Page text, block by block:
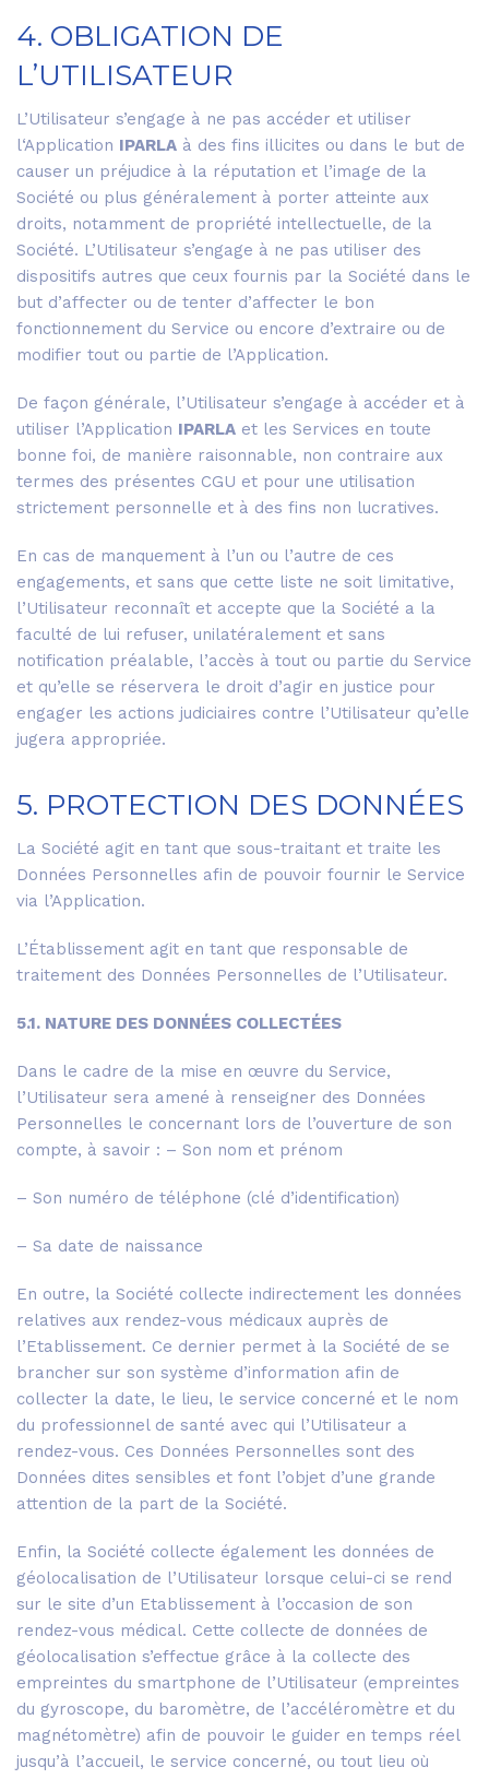
4. OBLIGATION DE
L’UTILISATEUR
L’Utilisateur s’engage à ne pas accéder et utiliser
l‘Application IPARLA à des fins illicites ou dans le but de
causer un préjudice à la réputation et l’image de la
Société ou plus généralement à porter atteinte aux
droits, notamment de propriété intellectuelle, de la
Société. L’Utilisateur s’engage à ne pas utiliser des
dispositifs autres que ceux fournis par la Société dans le
but d’affecter ou de tenter d’affecter le bon
fonctionnement du Service ou encore d’extraire ou de
modifier tout ou partie de l’Application.
De façon générale, l’Utilisateur s’engage à accéder et à
utiliser l’Application IPARLA et les Services en toute
bonne foi, de manière raisonnable, non contraire aux
termes des présentes CGU et pour une utilisation
strictement personnelle et à des fins non lucratives.
En cas de manquement à l’un ou l’autre de ces
engagements, et sans que cette liste ne soit limitative,
l’Utilisateur reconnaît et accepte que la Société a la
faculté de lui refuser, unilatéralement et sans
notification préalable, l’accès à tout ou partie du Service
et qu’elle se réservera le droit d’agir en justice pour
engager les actions judiciaires contre l’Utilisateur qu’elle
jugera appropriée.
5. PROTECTION DES DONNÉES
La Société agit en tant que sous-traitant et traite les
Données Personnelles afin de pouvoir fournir le Service
via l’Application.
L’Établissement agit en tant que responsable de
traitement des Données Personnelles de l’Utilisateur.
5.1. NATURE DES DONNÉES COLLECTÉES
Dans le cadre de la mise en œuvre du Service,
l’Utilisateur sera amené à renseigner des Données
Personnelles le concernant lors de l’ouverture de son
compte, à savoir : – Son nom et prénom
– Son numéro de téléphone (clé d’identification)
– Sa date de naissance
En outre, la Société collecte indirectement les données
relatives aux rendez-vous médicaux auprès de
l’Etablissement. Ce dernier permet à la Société de se
brancher sur son système d’information afin de
collecter la date, le lieu, le service concerné et le nom
du professionnel de santé avec qui l’Utilisateur a
rendez-vous. Ces Données Personnelles sont des
Données dites sensibles et font l’objet d’une grande
attention de la part de la Société.
Enfin, la Société collecte également les données de
géolocalisation de l’Utilisateur lorsque celui-ci se rend
sur le site d’un Etablissement à l’occasion de son
rendez-vous médical. Cette collecte de données de
géolocalisation s’effectue grâce à la collecte des
empreintes du smartphone de l’Utilisateur (empreintes
du gyroscope, du baromètre, de l’accéléromètre et du
magnétomètre) afin de pouvoir le guider en temps réel
jusqu’à l’accueil, le service concerné, ou tout lieu où